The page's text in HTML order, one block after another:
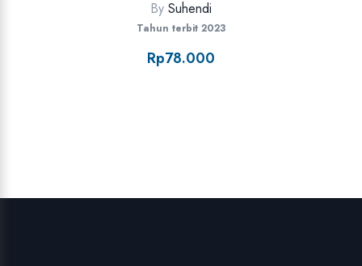
By Suhendi
Tahun terbit 2023
Rp78.000